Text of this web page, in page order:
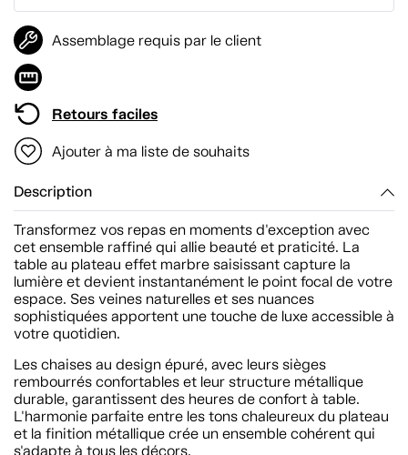
Assemblage requis par le client
Retours faciles
Ajouter à ma liste de souhaits
Description
Transformez vos repas en moments d'exception avec
cet ensemble raffiné qui allie beauté et praticité. La
table au plateau effet marbre saisissant capture la
lumière et devient instantanément le point focal de votre
espace. Ses veines naturelles et ses nuances
sophistiquées apportent une touche de luxe accessible à
votre quotidien.
Les chaises au design épuré, avec leurs sièges
rembourrés confortables et leur structure métallique
durable, garantissent des heures de confort à table.
L'harmonie parfaite entre les tons chaleureux du plateau
et la finition métallique crée un ensemble cohérent qui
s'adapte à tous les décors.